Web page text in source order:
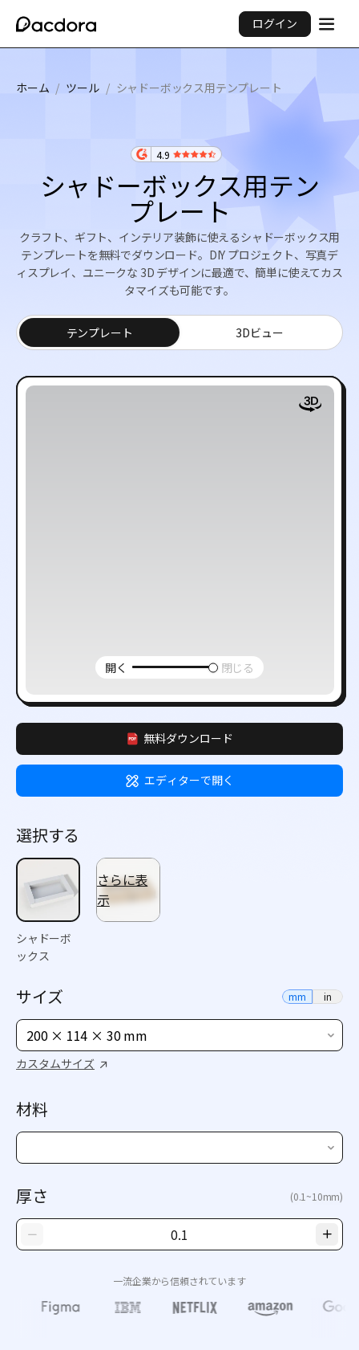
ログイン
ホーム / ツール / シャドーボックス用テンプレート
4.9
シャドーボックス用テン
プレート
クラフト、ギフト、インテリア装飾に使えるシャドーボックス用
テンプレートを無料でダウンロード。DIY プロジェクト、写真デ
ィスプレイ、ユニークな 3D デザインに最適で、簡単に使えてカス
タマイズも可能です。
無料ダウンロード
エディターで開く
テンプレート 3Dビュー
開く 閉じる
選択する
シャドーボ
ックス
さらに表
示
サイズ mm in
200 × 114 × 30 mm
カスタムサイズ
材料
厚さ (0.1~10mm)
一流企業から信頼されています